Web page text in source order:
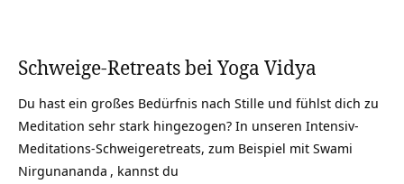
Schweige-Retreats bei Yoga Vidya
Du hast ein großes Bedürfnis nach Stille und fühlst dich zu
Meditation sehr stark hingezogen? In unseren Intensiv-
Meditations-Schweigeretreats, zum Beispiel mit Swami
Nirgunananda , kannst du